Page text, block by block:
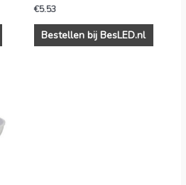
€5.53
Bestellen bij BesLED.nl